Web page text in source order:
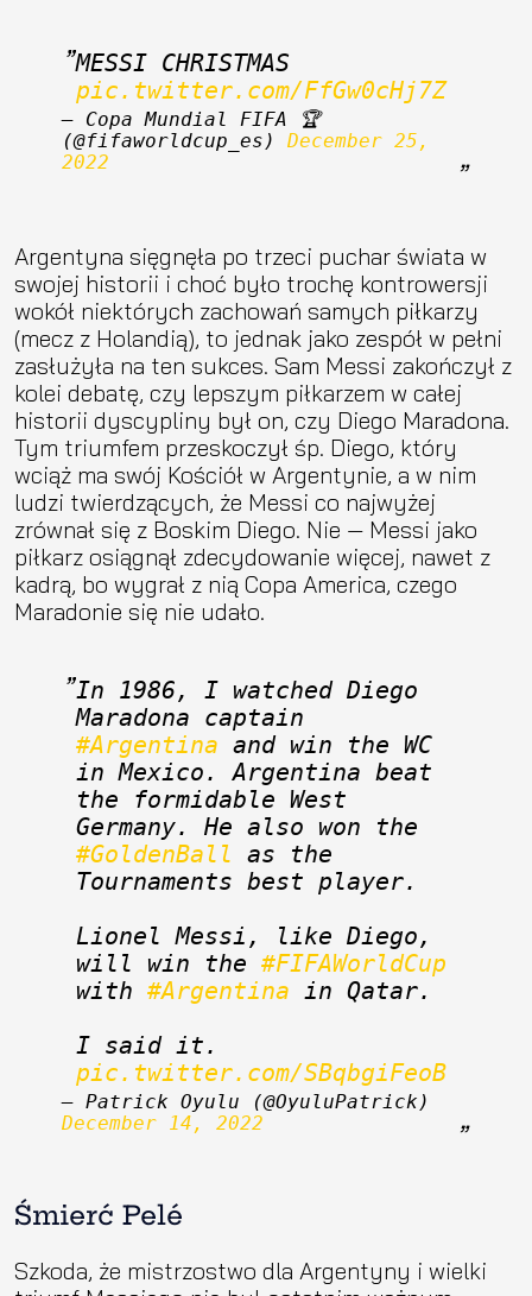
pic.twitter.com/FfGw0cHj7Z
— Copa Mundial FIFA 🏆
(@fifaworldcup_es) December 25,
2022
Argentyna sięgnęła po trzeci puchar świata w
swojej historii i choć było trochę kontrowersji
wokół niektórych zachowań samych piłkarzy
(mecz z Holandią), to jednak jako zespół w pełni
zasłużyła na ten sukces. Sam Messi zakończył z
kolei debatę, czy lepszym piłkarzem w całej
historii dyscypliny był on, czy Diego Maradona.
Tym triumfem przeskoczył śp. Diego, który
wciąż ma swój Kościół w Argentynie, a w nim
ludzi twierdzących, że Messi co najwyżej
zrównał się z Boskim Diego. Nie — Messi jako
piłkarz osiągnął zdecydowanie więcej, nawet z
kadrą, bo wygrał z nią Copa America, czego
Maradonie się nie udało.
In 1986, I watched Diego
#Argentina and win the WC
in Mexico. Argentina beat
the formidable West
#GoldenBall as the
Tournaments best player.
Lionel Messi, like Diego,
will win the #FIFAWorldCup
with #Argentina in Qatar.
pic.twitter.com/SBqbgiFeoB
December 14, 2022
Śmierć Pelé
Szkoda, że mistrzostwo dla Argentyny i wielki